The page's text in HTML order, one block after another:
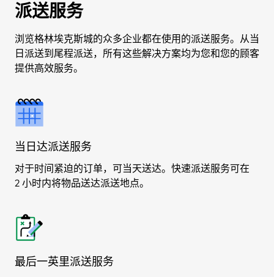
派送服务
浏览格林埃克斯城的众多企业都在使用的派送服务。从当
日派送到尾程派送，所有这些解决方案均为您和您的顾客
提供高效服务。
当日达派送服务
对于时间紧迫的订单，可当天送达。快速派送服务可在
2 小时内将物品送达派送地点。
最后一英里派送服务